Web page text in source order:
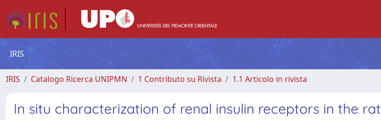
IRIS
IRIS Catalogo Ricerca UNIPMN 1 Contributo su Rivista 1.1 Articolo in rivista
In situ characterization of renal insulin receptors in the rat